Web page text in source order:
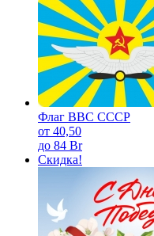
Флаг ВВС СССР
от 40,50
до 84 Br
Скидка!